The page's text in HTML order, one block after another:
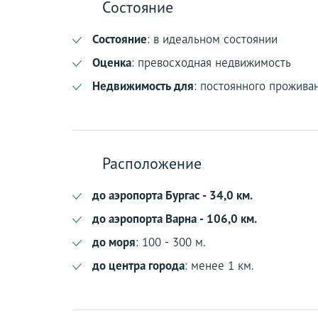
Состояние
Состояние: в идеальном состоянии
Оценка: превосходная недвижимость
Недвижимость для: постоянного
Расположение
до аэропорта Бургас - 34,0 км.
до аэропорта Варна - 106,0 км.
до моря: 100 - 300 м.
до центра города: менее 1 км.